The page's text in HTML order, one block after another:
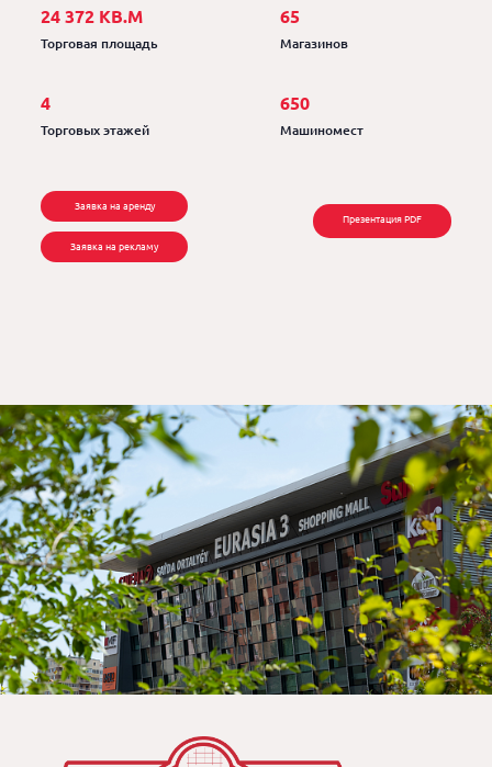
24 372 КВ.М
Торговая площадь
65
Магазинов
4
Торговых этажей
650
Машиномест
Заявка на аренду
Заявка на рекламу
Презентация PDF